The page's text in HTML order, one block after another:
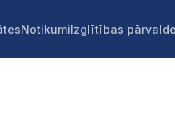
NotikumiIzglītības pārvalde